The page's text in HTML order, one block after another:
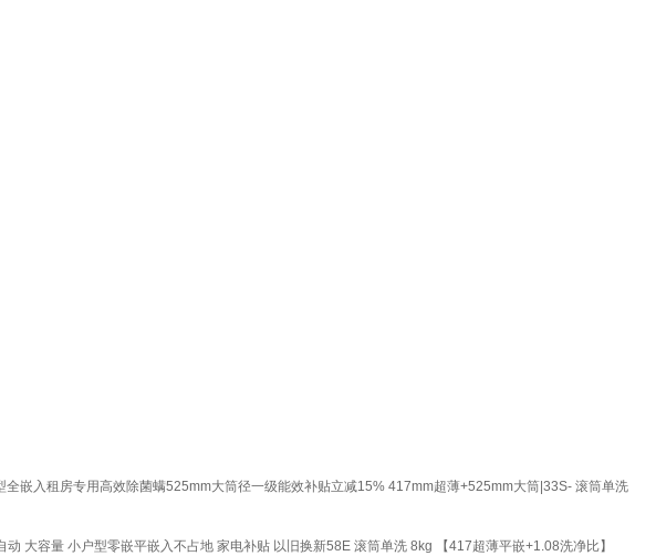
嵌入租房专用高效除菌螨525mm大筒径一级能效补贴立减15% 417mm超薄+525mm大筒|33S- 滚筒单洗
大容量 小户型零嵌平嵌入不占地 家电补贴 以旧换新58E 滚筒单洗 8kg 【417超薄平嵌+1.08洗净比】